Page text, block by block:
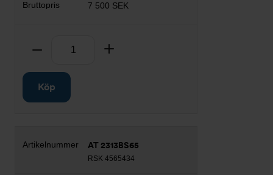
7 500 SEK
Ta bort
Köp
AT 2313BS65
RSK 4565434